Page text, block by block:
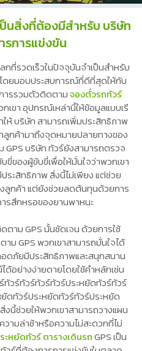
นสิ่งที่ต้องมีสำหรับ บริษัท
รการแข่งขัน
ลกที่รวดเร็วในปัจจุบันจำเป็นสำหรับ
ดยมอบประสบการณ์ที่ดีที่สุดให้กับ
ารรวมตัวติดตามจองตั๋วรถทัวร์
เขา อุปกรณ์เหล่านี้ให้ข้อมูลแบบเรี
ห้ บริษัท สามารถเพิ่มประสิทธิภาพ
ลูกค้ามาถึงจุดหมายปลายทางของ
GPS บริษัท ทัวร์ยังสามารถตรวจ
ของผู้ขับขี่เพื่อให้มั่นใจว่าพวกเขา
ะสิทธิภาพ สิ่งนี้ไม่เพียง แต่ช่วย
ลูกค้า แต่ยังช่วยลดต้นทุนด้วยการ
ารสึกหรอของยานพาหนะ
าม GPS นั้นชัดเจน ด้วยการใช้
ม GPS พวกเขาสามารถมั่นใจได้
อดภัยมีประสิทธิภาพและสนุกสนาน
อย่างง่ายดายโดยใช้คำหลักเช่น
ทัวร์ทัวร์ทัวร์ทัวร์ประหยัดทัวร์ทัวร์
ดทัวร์ประหยัดทัวร์ทัวร์ประหยัด
นี้ช่วยให้พวกเขาสามารถวางแผน
วามล่าช้าหรือความไม่สะดวกที่ไม่
ะหยัดทัวร์ ตารางเดินรถGPS เป็น